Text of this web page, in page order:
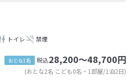
トイレ 禁煙
おとな1名 税込28,200～48,700円
(おとな2名 こども0名・1部屋/1泊2日)